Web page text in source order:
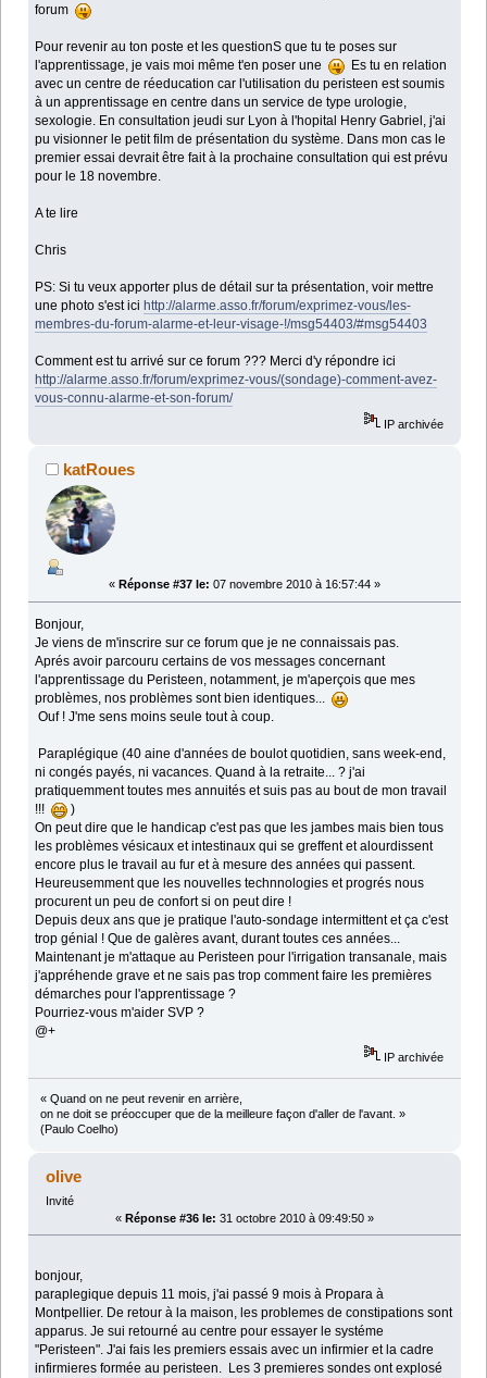
forum
Pour revenir au ton poste et les questionS que tu te poses sur
l'apprentissage, je vais moi même t'en poser une
Es tu en relation
avec un centre de réeducation car l'utilisation du peristeen est soumis
à un apprentissage en centre dans un service de type urologie,
sexologie. En consultation jeudi sur Lyon à l'hopital Henry Gabriel, j'ai
pu visionner le petit film de présentation du système. Dans mon cas le
premier essai devrait être fait à la prochaine consultation qui est prévu
pour le 18 novembre.
A te lire
Chris
PS: Si tu veux apporter plus de détail sur ta présentation, voir mettre
une photo s'est icihttp://alarme.asso.fr/forum/exprimez-vous/les-
membres-du-forum-alarme-et-leur-visage-!/msg54403/#msg54403
Comment est tu arrivé sur ce forum ??? Merci d'y répondre ici
http://alarme.asso.fr/forum/exprimez-vous/(sondage)-comment-avez-
vous-connu-alarme-et-son-forum/
IP archivée
katRoues
« Réponse #37 le: 07 novembre 2010 à 16:57:44 »
Bonjour,
Je viens de m'inscrire sur ce forum que je ne connaissais pas.
Aprés avoir parcouru certains de vos messages concernant
l'apprentissage du Peristeen, notamment, je m'aperçois que mes
problèmes, nos problèmes sont bien identiques...
Ouf ! J'me sens moins seule tout à coup.
Paraplégique (40 aine d'années de boulot quotidien, sans week-end,
ni congés payés, ni vacances. Quand à la retraite... ? j'ai
pratiquemment toutes mes annuités et suis pas au bout de mon travail
!!!
)
On peut dire que le handicap c'est pas que les jambes mais bien tous
les problèmes vésicaux et intestinaux qui se greffent et alourdissent
encore plus le travail au fur et à mesure des années qui passent.
Heureusemment que les nouvelles technnologies et progrés nous
procurent un peu de confort si on peut dire !
Depuis deux ans que je pratique l'auto-sondage intermittent et ça c'est
trop génial ! Que de galères avant, durant toutes ces années...
Maintenant je m'attaque au Peristeen pour l'irrigation transanale, mais
j'appréhende grave et ne sais pas trop comment faire les premières
démarches pour l'apprentissage ?
Pourriez-vous m'aider SVP ?
@+
IP archivée
« Quand on ne peut revenir en arrière,
on ne doit se préoccuper que de la meilleure façon d'aller de l'avant. »
(Paulo Coelho)
olive
Invité
« Réponse #36 le: 31 octobre 2010 à 09:49:50 »
bonjour,
paraplegique depuis 11 mois, j'ai passé 9 mois à Propara à
Montpellier. De retour à la maison, les problemes de constipations sont
apparus. Je sui retourné au centre pour essayer le systéme
"Peristeen". J'ai fais les premiers essais avec un infirmier et la cadre
infirmieres formée au peristeen. Les 3 premieres sondes ont explosé